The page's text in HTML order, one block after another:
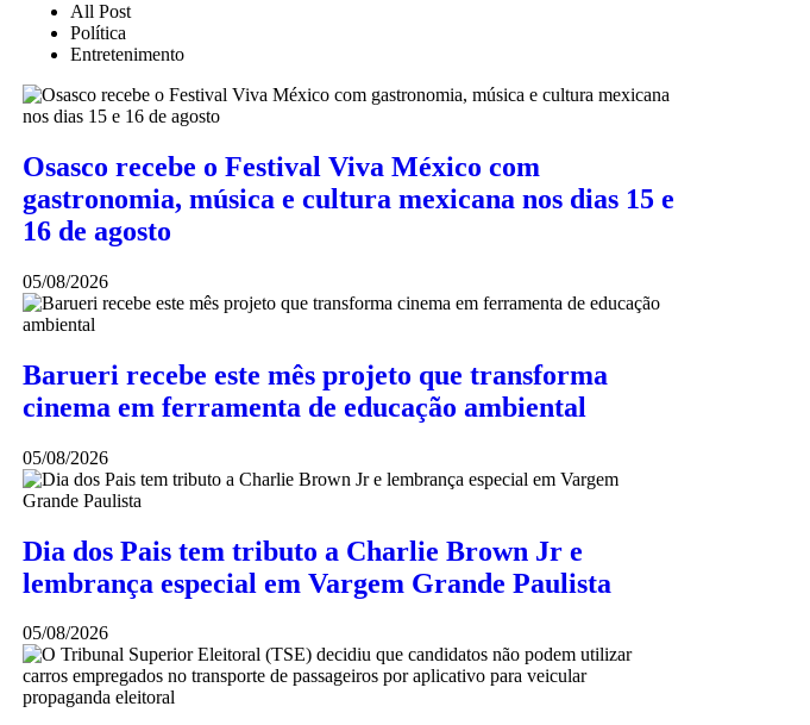
All Post
Política
Entretenimento
Osasco recebe o Festival Viva México com
gastronomia, música e cultura mexicana nos dias 15 e
16 de agosto
05/08/2026
Barueri recebe este mês projeto que transforma
cinema em ferramenta de educação ambiental
05/08/2026
Dia dos Pais tem tributo a Charlie Brown Jr e
lembrança especial em Vargem Grande Paulista
05/08/2026